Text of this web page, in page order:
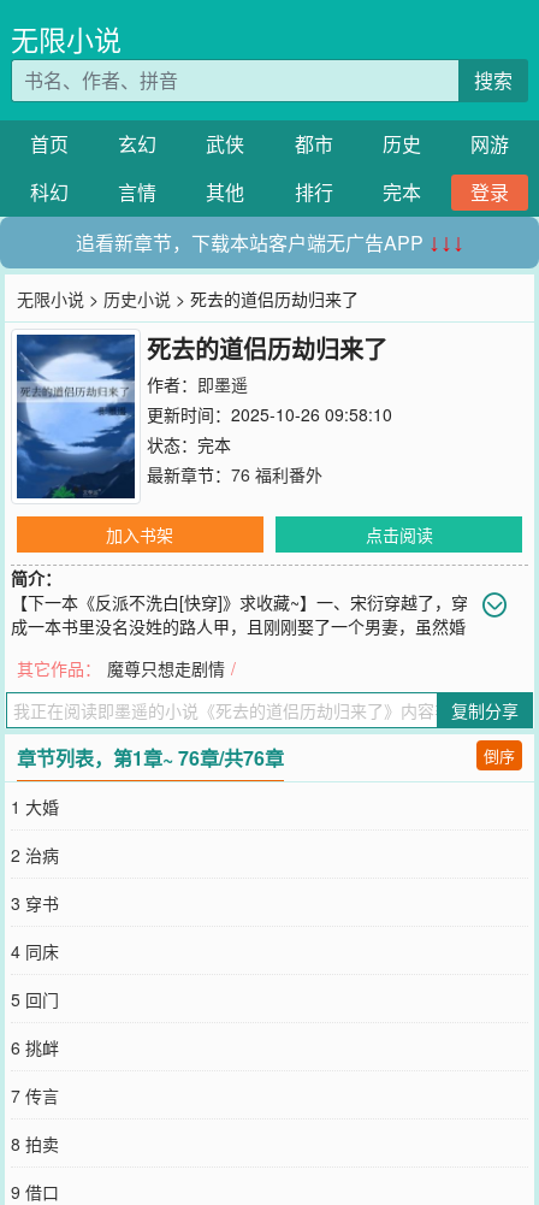
无限小说
搜索
首页 玄幻 武侠 都市 历史
网游
科幻
言情 其他 排行 完本
登录
追看新章节，下载本站客户端无广告APP ↓↓↓
无限小说 > 历史小说 > 死去的道侣历劫归来了
死去的道侣历劫归来了
作者： 即墨遥
更新时间：2025-10-26 09:58:10
状态：完本
最新章节： 76 福利番外
加入书架
点击阅读
简介：
【下一本《反派不洗白[快穿]》求收藏~】一、宋衍穿越了，穿
成一本书里没名没姓的路人甲，且刚刚娶了一个男妻，虽然婚
心性淡泊随遇而安，在得知妻子也不喜欢自己后，只当多了个搭伙过
日子的，倒也过得悠闲自在。可惜好景不长，一次意外，妻子死在了
魔族手中。而后魔君出关，仙凡两界陷入战火之中。宋衍身不由己卷
入洪流，在一次与魔族的斗争中意外被俘，与其他俘虏一同被押上了
葬魂山，看到了那个传言中冷血暴戾、无情残忍的魔君寂无归。二、
魔君寂无归入轮回历劫时，被迫嫁了一个纨绔子弟。恢复记忆之后，
这一世经历成了他难以启齿的黑历史，他发誓，若是再让他遇上那蝼
蚁，定要将他碎尸万段！没多久，仙凡两界在他的攻打下节节败退，
一日，手下带了一群俘虏上山，他一眼就看到了人群中那张熟悉的面
容——然而就在动手之前，他想，若就这般简单的杀了这蝼蚁，岂不
是太便宜了他？凭什么动心的人是本君？定要让他对本君也动心一
次，再杀了他，方能解他心头之恨！三、百年后，世人皆知，仙尊宋
衍虽出身微末，却力挽狂澜，救三界众生于危难。就连那恣意邪睢的
魔君寂无归，也唯独在他面前，会收敛上三分，可见魔君是仙尊手下
败将这传言，不是空穴来风啊！但无人知晓的是，人前备受尊敬的仙
尊宋衍，人后却被那魔头摁在怀里，掐着腰一遍遍的追问：你当初到
底爱没爱过我。宋衍：……你先放开我，有话好好说。PS：宋衍
（受）&寂无归（攻），不虐不虐不虐，HE。没有攻杀受情节，攻浑
身上下嘴巴第二硬，第一硬你们懂的。文案2023年7月15日留。下一
本《反派不洗白[快穿]》求收藏呀~黎夜因为冷漠、沉静、缺乏同理心
被系统009选中担任反派的角色。世界一：黎夜是邪恶组织的首席科
学家，他不惜一切，亲手打造出最强大的人形兵器。然而被他倾注一
其它作品： 魔尊只想走剧情 /
复制分享
章节列表，第1章~ 76章/共76章 倒序
1 大婚
2 治病
3 穿书
4 同床
5 回门
6 挑衅
7 传言
8 拍卖
9 借口